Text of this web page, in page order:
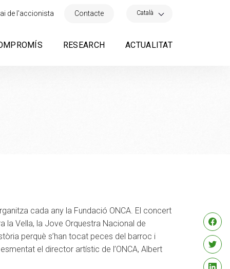
de l'accionista Contacte Català
RESEARCH ACTUALITAT
cada any la Fundació ONCA. El concert
la Vella, la Jove Orquestra Nacional de
perquè s’han tocat peces del barroc i
el director artístic de l’ONCA, Albert